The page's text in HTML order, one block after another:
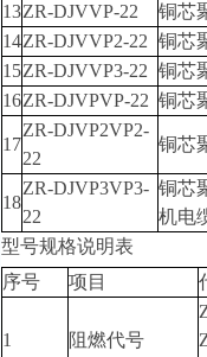
13ZR-DJVVP-22
铜芯
14ZR-DJVVP2-22 铜芯
15ZR-DJVVP3-22 铜芯
16ZR-DJVPVP-22 铜芯
17
ZR-DJVP2VP2-
22
铜芯
18
ZR-DJVP3VP3-
22
铜芯
机电
型号规格说明表
序号
项目
1 阻燃代号